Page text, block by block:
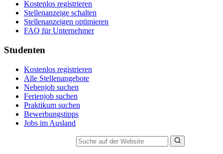
Kostenlos registrieren
Stellenanzeige schalten
Stellenanzeigen optimieren
FAQ für Unternehmer
Studenten
Kostenlos registrieren
Alle Stellenangebote
Nebenjob suchen
Ferienjob suchen
Praktikum suchen
Bewerbungstipps
Jobs im Ausland